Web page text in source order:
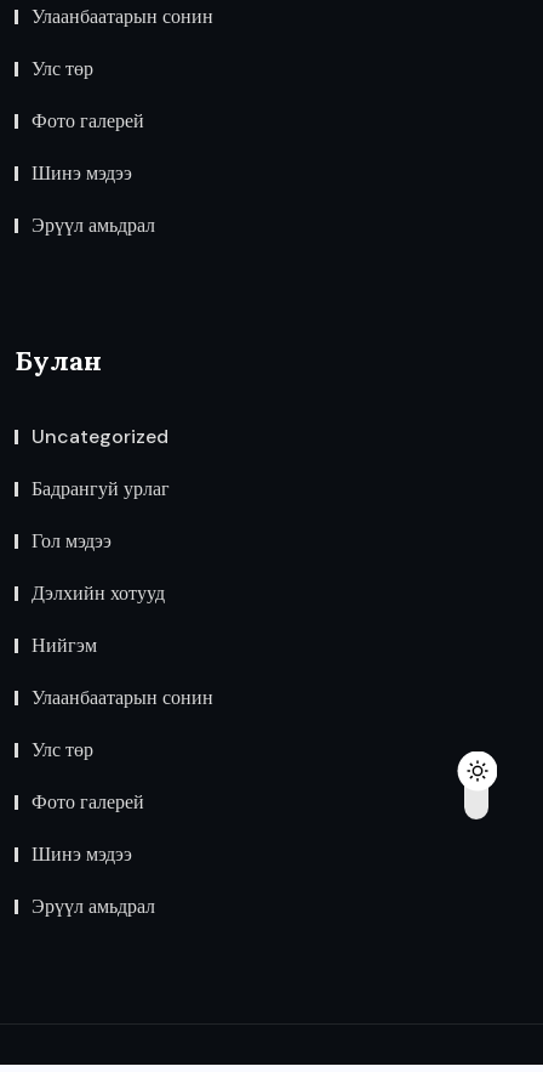
Улаанбаатарын сонин
Улс төр
Фото галерей
Шинэ мэдээ
Эрүүл амьдрал
Булан
Uncategorized
Бадрангуй урлаг
Гол мэдээ
Дэлхийн хотууд
Нийгэм
Улаанбаатарын сонин
Улс төр
Фото галерей
Шинэ мэдээ
Эрүүл амьдрал